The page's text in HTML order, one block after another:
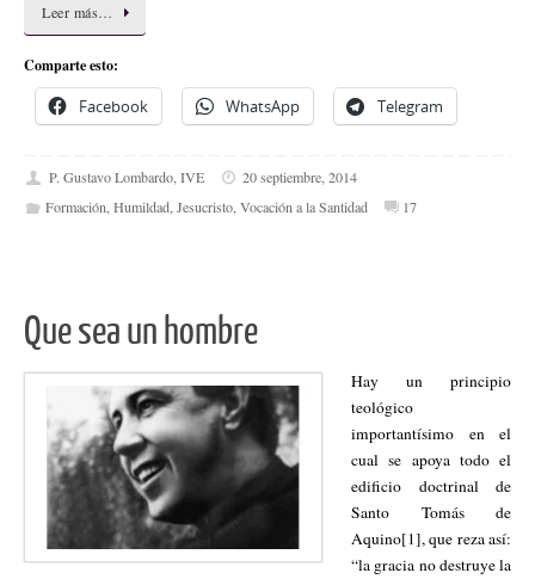
Leer más…
Comparte esto:
Facebook WhatsApp Telegram
P. Gustavo Lombardo, IVE
20 septiembre, 2014
Formación Humildad, Jesucristo, Vocación a la Santidad 17
Que sea un hombre
Hay un principio
teológico
importantísimo en el
cual se apoya todo el
edificio doctrinal de
Santo Tomás de
Aquino[1], que reza así:
“la gracia no destruye la